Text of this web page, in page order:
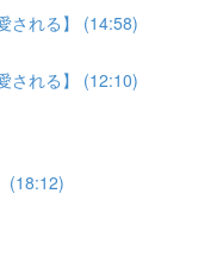
される】 (14:58)
される】 (12:10)
(18:12)